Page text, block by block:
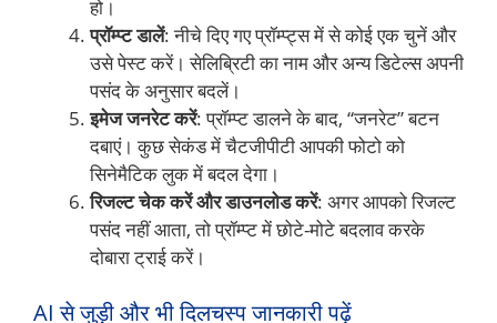
हो।
प्रॉम्प्ट डालें: नीचे दिए गए प्रॉम्प्ट्स में से कोई एक चुनें और
उसे पेस्ट करें। सेलिब्रिटी का नाम और अन्य डिटेल्स अपनी
पसंद के अनुसार बदलें।
इमेज जनरेट करें: प्रॉम्प्ट डालने के बाद, “जनरेट” बटन
दबाएं। कुछ सेकंड में चैटजीपीटी आपकी फोटो को
सिनेमैटिक लुक में बदल देगा।
रिजल्ट चेक करें और डाउनलोड करें: अगर आपको रिजल्ट
पसंद नहीं आता, तो प्रॉम्प्ट में छोटे-मोटे बदलाव करके
दोबारा ट्राई करें।
AI से जुड़ी और भी दिलचस्प जानकारी पढ़ें